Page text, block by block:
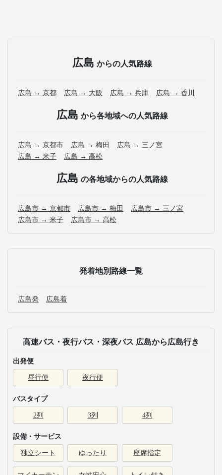
広島 からの人気路線
広島 → 京都 広島 → 大阪 広島 → 兵庫 広島 → 香川
広島 から各地域への人気路線
広島 → 京都市 広島 → 梅田
広島 → 三ノ宮
広島 → 米子
広島 → 高松
広島 の各地域からの人気路線
広島市 → 京都市 広島市 → 梅田
広島市 → 三ノ宮
広島市 → 米子
広島市 → 高松
発着地別路線一覧
広島発 広島着
高速バス・夜行バス・深夜バス 広島から広島行き
出発便
昼行便 夜行便
バスタイプ
2列 3列 4列
設備・サービス
独立シート ゆったり 座席指定